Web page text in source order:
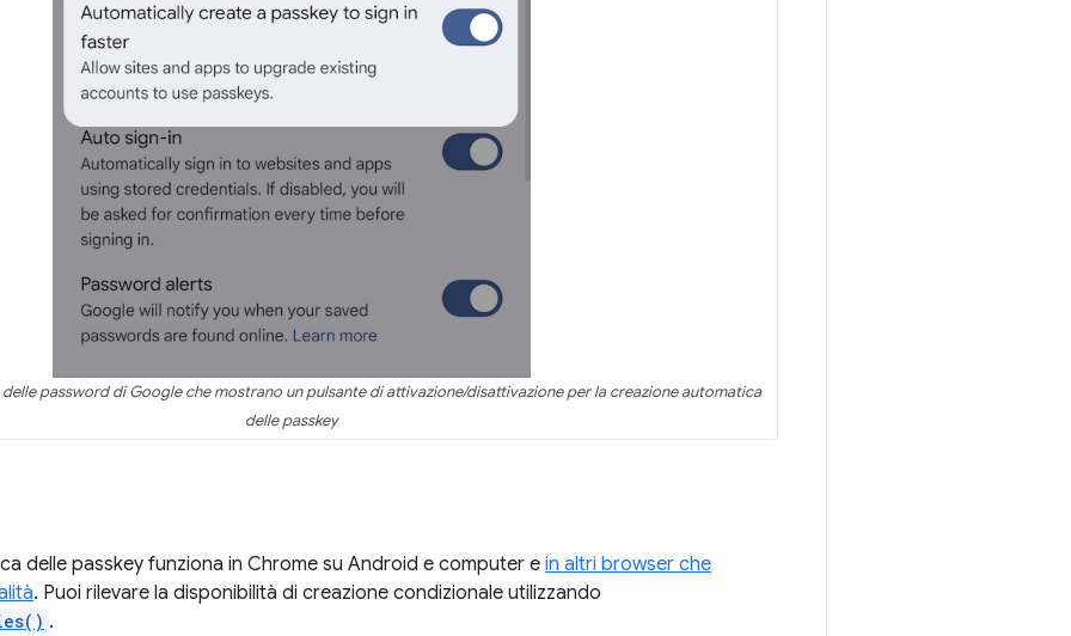
password di Google che mostrano un pulsante di attivazione/disattivazione per la creazione automatica
delle passkey
delle passkey funziona in Chrome su Android e computer e in altri browser che
. Puoi rilevare la disponibilità di creazione condizionale utilizzando
.